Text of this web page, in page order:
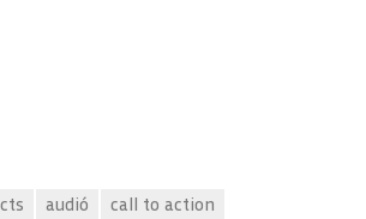
audió call to action